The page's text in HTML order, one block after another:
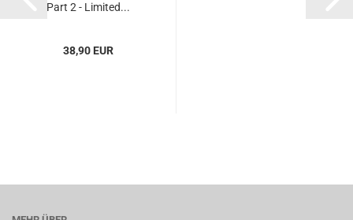
Part 2 - Limited...
38,90 EUR